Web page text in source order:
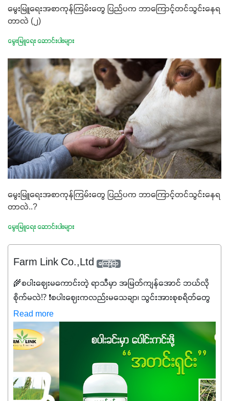
မွေးမြူရေးအစာကုန်ကြမ်းတွေ ပြည်ပက ဘာကြောင့်တင်သွင်းနေရ
တာလဲ (၂)
မွေးမြူရေး ဆောင်းပါးများ
မွေးမြူရေးအစာကုန်ကြမ်းတွေ ပြည်ပက ဘာကြောင့်တင်သွင်းနေရ
တာလဲ..?
မွေးမြူရေး ဆောင်းပါးများ
Farm Link Co.,Ltd ကြော်ငြာ
🌾စပါးဈေးမကောင်းတဲ့ ရာသီမှာ အမြတ်ကျန်အောင် ဘယ်လို
စိုက်မလဲ⁉️ ❗စပါးဈေးကလည်းမသေချာ၊ သွင်းအားစုစရိတ်တွေ
ကလည်း တက်နေတဲ့ဒီလိုအချိန်မှာ သွင်းအားစုဖိုးကို လျှော့ချပြီး
အထွက်နှုန်းကို ထိန်းထားနိုင်မှ ဦးကြီးတို့ အဆင်ပြေမှာနော် ✔️ဒါ
ကြောင့် ကိုယ်သုံးသမျှ ကိုယ့်အတွက်အကျိုးရစေမယ့်
အရည်အသွေးစိတ်ချရတဲ့ သွင်းအားစုပစ္စည်းတွေကိုပဲ ရွေးချယ်
သုံးသင့်ပါတယ်။
Read more